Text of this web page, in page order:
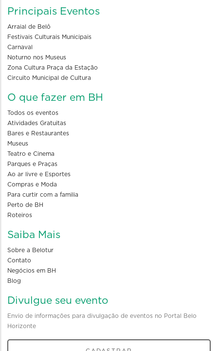
Principais Eventos
Arraial de Belô
Festivais Culturais Municipais
Carnaval
Noturno nos Museus
Zona Cultura Praça da Estação
Circuito Municipal de Cultura
O que fazer em BH
Todos os eventos
Atividades Gratuitas
Bares e Restaurantes
Museus
Teatro e Cinema
Parques e Praças
Ao ar livre e Esportes
Compras e Moda
Para curtir com a familia
Perto de BH
Roteiros
Saiba Mais
Sobre a Belotur
Contato
Negócios em BH
Blog
Divulgue seu evento
Envio de informações para divulgação de eventos no Portal Belo
Horizonte